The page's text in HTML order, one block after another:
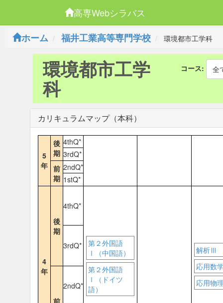
高専Webシラバス
ホーム
福井工業高等専門学校 環境都市工学科
環境都市工学
科
コース: 全
カリキュラムマップ（本科）
5
年
後
期
4thQ*
3rdQ*
前
期
2ndQ*
1stQ*
4
年
後
期
4thQ*
第２外国語
Ⅰ（中国語）
第２外国語
Ⅰ（ドイツ
語）
解析Ⅲ
応用数
応用物
3rdQ*
前
2ndQ*